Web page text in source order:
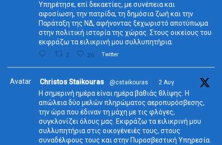
Υπηρέτησε, επί δεκαετίες, με συνέπεια και
αφοσίωση, την πατρίδα, τη δημόσια ζωή και την
Παράταξη της ΝΔ, αφήνοντας ξεχωριστό αποτύπωμα
στην πολιτική ιστορία της χώρας. Στους οικείους του
εκφράζω τα ειλικρινή μου συλλυπητήρια.
2 26 Twitter
Avatar Christos Staikouras @cstaikouras · 2 Αυγ
Η σημερινή ημέρα είναι ημέρα βαθιάς θλίψης. Η
απώλεια δύο μελών πληρώματος αεροπυρόσβεσης,
την ώρα που έδιναν τη μάχη με τις φλόγες,
συγκλονίζει όλους μας. Εκφράζω τα ειλικρινή μου
συλλυπητήρια στις οικογένειές τους, στους
συναδέλφους τους και στην Πυροσβεστική Υπηρεσία.